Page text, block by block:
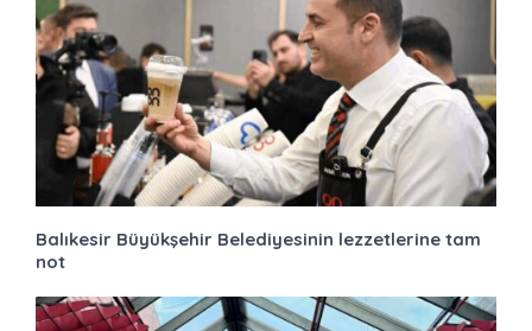
Balıkesir Büyükşehir Belediyesinin lezzetlerine tam
not